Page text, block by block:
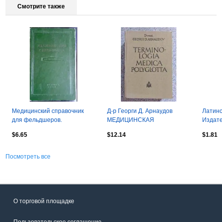
Смотрите также
Медицинский справочник
для фельдшеров.
$6.65
Д-р Георги Д. Арнаудов
МЕДИЦИНСКАЯ
языках София 1964 г
$12.14
$1.81
Посмотреть все
О торговой площадке